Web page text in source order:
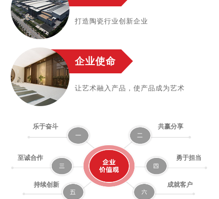
打造陶瓷行业创新企业
企业使命
让艺术融入产品，使产品成为艺术
乐于奋斗 共赢分享
至诚合作 勇于担当
持续创新 成就客户